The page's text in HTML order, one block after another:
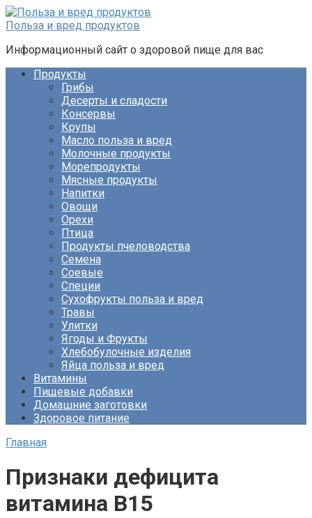
Перейти
к
Польза и вред продуктов
Информационный сайт о здоровой пище для вас
Продукты
Грибы
Десерты и сладости
Консервы
Крупы
Масло польза и вред
Молочные продукты
Морепродукты
Мясные продукты
Напитки
Овощи
Орехи
Птица
Продукты пчеловодства
Семена
Соевые
Специи
Сухофрукты польза и вред
Травы
Улитки
Ягоды и Фрукты
Хлебобулочные изделия
Яйца польза и вред
Витамины
Пищевые добавки
Домашние заготовки
Здоровое питание
Главная
Признаки дефицита
витамина B15